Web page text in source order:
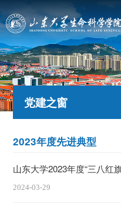
党建之窗
2023年度先进典型
山东大学2023年度“三八
2024-03-29